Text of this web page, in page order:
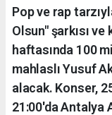
Pop ve rap
Olsun" şarkısı
haftasında 100
mahlaslı Yusuf
alacak. Konser,
21:00'da Antalya